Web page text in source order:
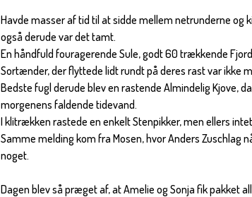
Havde masser af tid til at sidde mellem netrunderne og
også derude var det tamt.
En håndfuld fouragerende Sule, godt 60 trækkende
Sortænder, der flyttede lidt rundt på deres rast var ikke
Bedste fugl derude blev en rastende Almindelig Kjove,
morgenens faldende tidevand.
I klitrækken rastede en enkelt Stenpikker, men ellers
Samme melding kom fra Mosen, hvor Anders Zuschlag
noget.
Dagen blev så præget af, at Amelie og Sonja fik pakket